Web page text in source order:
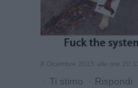
8 Dicembre 2015 alle ore 20:12
· Ti stimo · Rispondi